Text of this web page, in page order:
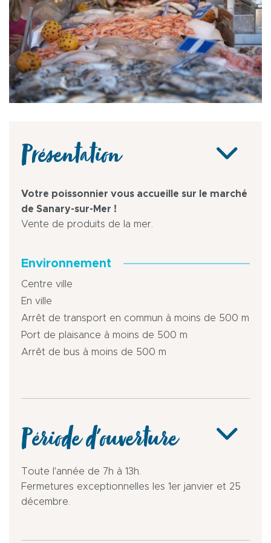
Présentation
Votre poissonnier vous accueille sur le marché
de Sanary-sur-Mer !
Vente de produits de la mer.
Environnement
Centre ville
En ville
Arrêt de transport en commun à moins de 500 m
Port de plaisance à moins de 500 m
Arrêt de bus à moins de 500 m
Période d'ouverture
Toute l'année de 7h à 13h.
Fermetures exceptionnelles les 1er janvier et 25
décembre.